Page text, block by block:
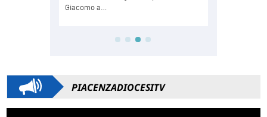
PIACENZADIOCESITV